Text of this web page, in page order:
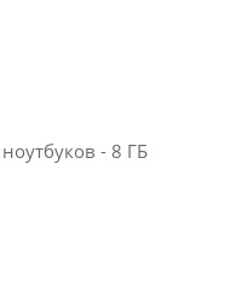
- 8 ГБ